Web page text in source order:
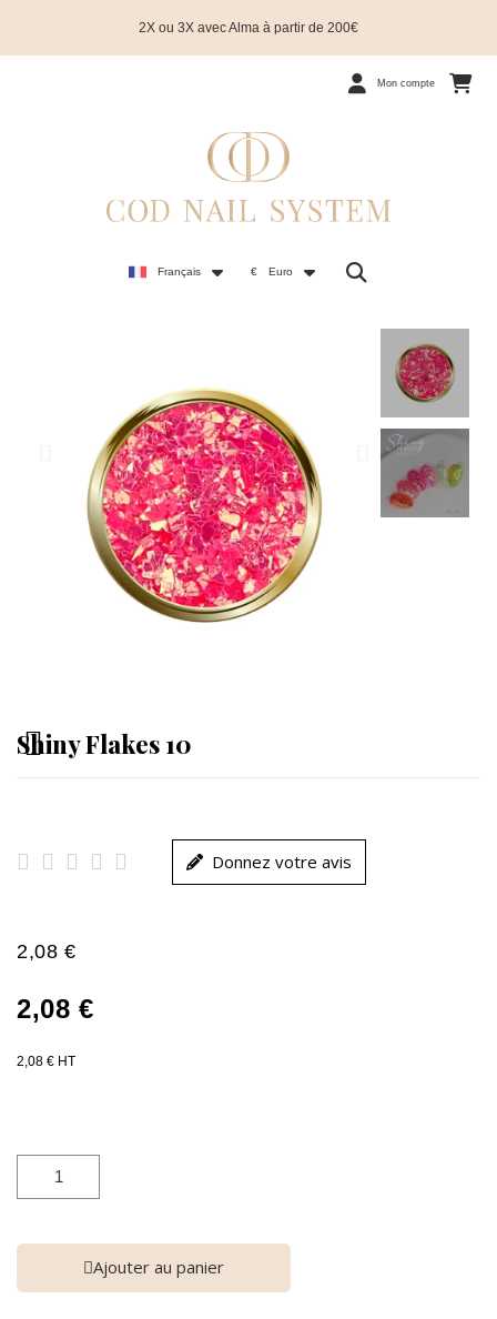
2X ou 3X avec Alma à partir de 200€
Mon compte
Français € Euro
Shiny Flakes 10
     Donnez votre avis
2,08 €
2,08 €
2,08 € HT
Ajouter au panier